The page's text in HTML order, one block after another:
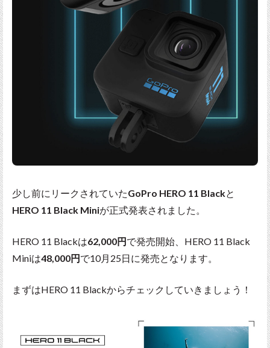
少し前にリークされていたGoPro HERO 11 Blackと
HERO 11 Black Miniが正式発表されました。
HERO 11 Blackは62,000円 で発売開始、HERO 11 Black
Miniは48,000円 で10月25日に発売となります。
まずはHERO 11 Blackからチェックしていきましょう！